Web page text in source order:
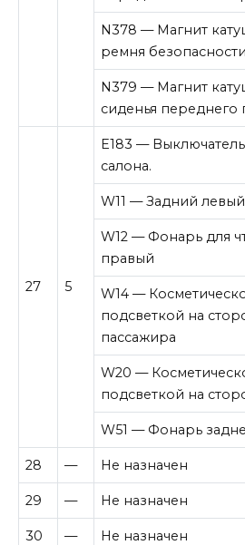
N378 — Магнит
ремня
N379 — Магнит
сиденья переднего
27 5
E183 —
салона.
W11 — Задний левый
W12 — Фонарь для
правый
W14 —
подсветкой на
пассажира
W20 —
подсветкой на
W51 — Фонарь
28 — Не назначен
29 — Не назначен
30 — Не назначен